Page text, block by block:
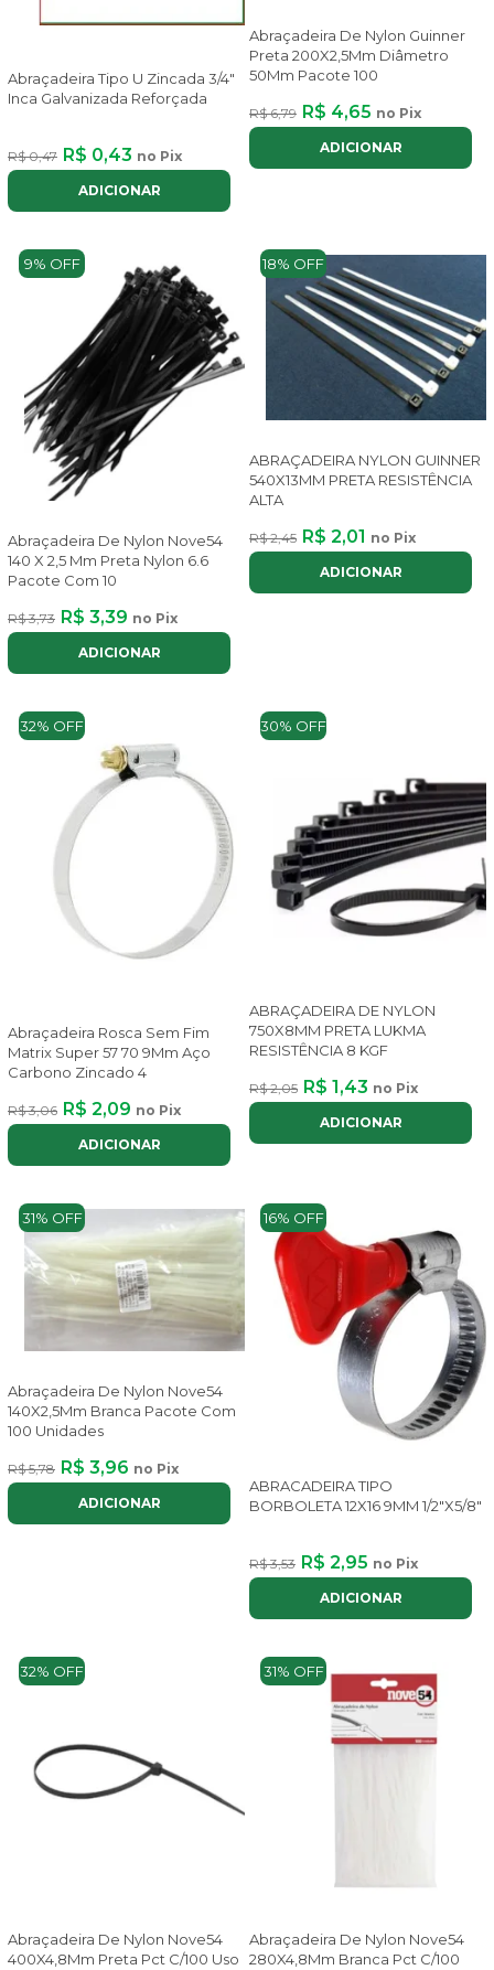
Abraçadeira Tipo U Zincada 3/4"
Inca Galvanizada Reforçada
R$ 0,47 R$ 0,43 no Pix
ADICIONAR
Abraçadeira De Nylon Guinner
Preta 200X2,5Mm Diâmetro
50Mm Pacote 100
R$ 6,79 R$ 4,65 no Pix
ADICIONAR
9% OFF
Abraçadeira De Nylon Nove54
140 X 2,5 Mm Preta Nylon 6.6
Pacote Com 10
R$ 3,73 R$ 3,39 no Pix
ADICIONAR
18% OFF
ABRAÇADEIRA NYLON GUINNER
540X13MM PRETA RESISTÊNCIA
ALTA
R$ 2,45 R$ 2,01 no Pix
ADICIONAR
32% OFF
Abraçadeira Rosca Sem Fim
Matrix Super 57 70 9Mm Aço
Carbono Zincado 4
R$ 3,06 R$ 2,09 no Pix
ADICIONAR
30% OFF
ABRAÇADEIRA DE NYLON
750X8MM PRETA LUKMA
RESISTÊNCIA 8 KGF
R$ 2,05 R$ 1,43 no Pix
ADICIONAR
31% OFF
Abraçadeira De Nylon Nove54
140X2,5Mm Branca Pacote Com
100 Unidades
R$ 5,78 R$ 3,96 no Pix
ADICIONAR
16% OFF
ABRACADEIRA TIPO
BORBOLETA 12X16 9MM 1/2"X5/8"
R$ 3,53 R$ 2,95 no Pix
ADICIONAR
32% OFF
Abraçadeira De Nylon Nove54
400X4,8Mm Preta Pct C/100 Uso
31% OFF
Abraçadeira De Nylon Nove54
280X4,8Mm Branca Pct C/100